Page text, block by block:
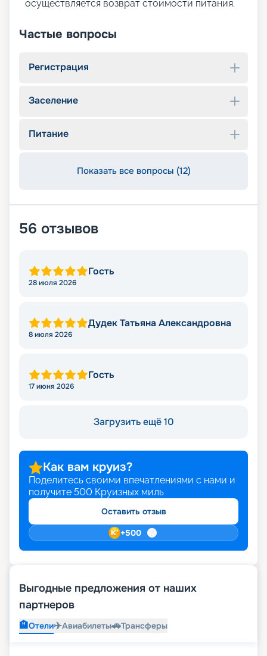
осуществляется возврат стоимости питания.
Частые вопросы
Регистрация
Заселение
Питание
Показать все вопросы (12)
56 отзывов
Гость
28 июля 2026
Дудек Татьяна Александровна
8 июля 2026
Гость
17 июня 2026
Загрузить ещё 10
Как вам круиз?
Поделитесь своими впечатлениями с нами и
получите 500 Круизных миль
Оставить отзыв
+500
Выгодные предложения от наших
партнеров
🏨Отели✈️Авиабилеты🚗Трансферы